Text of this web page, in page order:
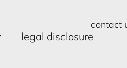
contact
legal disclosure